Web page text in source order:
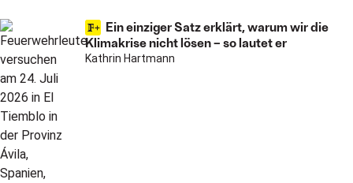
Ein einziger Satz erklärt, warum wir die
Klimakrise nicht lösen – so lautet er
Kathrin Hartmann